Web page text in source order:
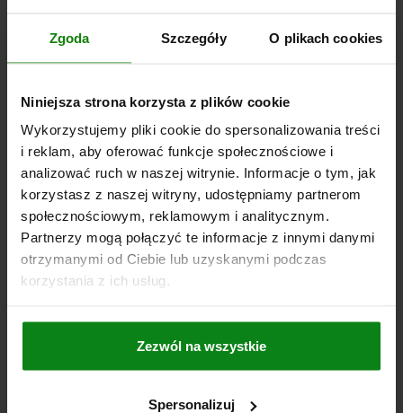
Zgoda Szczegóły O plikach cookies
Niniejsza strona korzysta z plików cookie
Wykorzystujemy pliki cookie do spersonalizowania treści
i reklam, aby oferować funkcje społecznościowe i
analizować ruch w naszej witrynie. Informacje o tym, jak
korzystasz z naszej witryny, udostępniamy partnerom
społecznościowym, reklamowym i analitycznym.
Partnerzy mogą połączyć te informacje z innymi danymi
otrzymanymi od Ciebie lub uzyskanymi podczas
korzystania z ich usług.
Zezwól na wszystkie
Spersonalizuj
04110
LAPA DOCISKOWA ROZWIDLONY B2=48 A=30,
FORMA:A STAL ULEPSZENIU CIEP. L1=160
MATERIAŁ KORPUSU=STAL PO ULEPSZENIU CIEPLNYM
WYSOKOŚĆ=30
04110-16